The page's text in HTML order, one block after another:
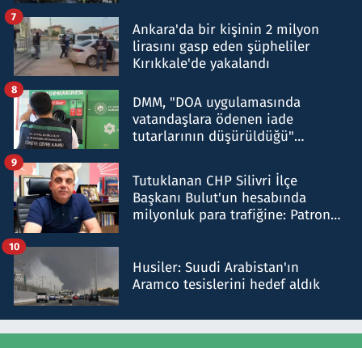
Ankara'da bir kişinin 2 milyon
lirasını gasp eden şüpheliler
Kırıkkale'de yakalandı
7
DMM, "DOA uygulamasında
vatandaşlara ödenen iade
tutarlarının düşürüldüğü"
8
Tutuklanan CHP Silivri İlçe
Başkanı Bulut'un hesabında
milyonluk para trafiğine: Patron
9
Husiler: Suudi Arabistan'ın
Aramco tesislerini hedef aldık
10